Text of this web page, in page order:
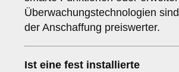
Überwachungstechnologien
der Anschaffung preiswerter.
Ist eine fest installierte